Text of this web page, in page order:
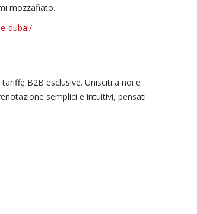
mozzafiato.
dubai/
B2B esclusive. Unisciti a noi e
semplici e intuitivi, pensati